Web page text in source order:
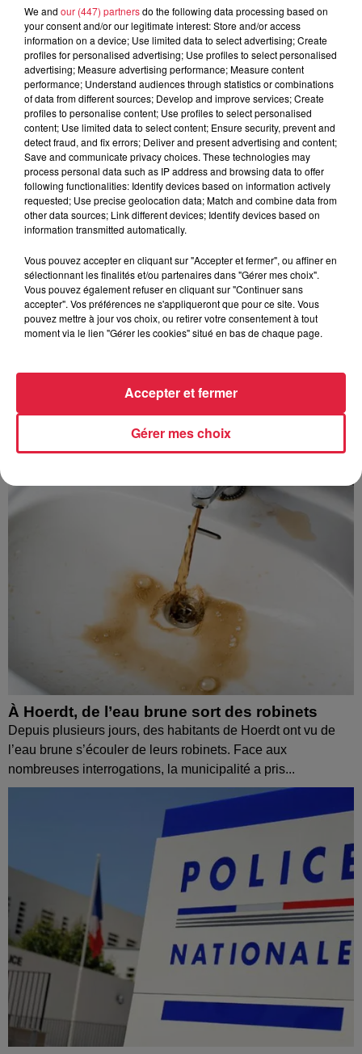
6 août 2026
À Hoerdt, de l’eau brune sort des
robinets
6 août 2026
Tags antisémites à Strasbourg :
Catherine Trautmann réagit
Au zoo de Mulhouse : rencontre
avec les flamants rouges
À découvrir également
À Hoerdt, de l’eau brune sort des robinets
Depuis plusieurs jours, des habitants de Hoerdt ont vu de
l’eau brune s’écouler de leurs robinets. Face aux
nombreuses interrogations, la municipalité a pris...
We and our (447) partnersdo the following data processing based on
your consent and/or our legitimate interest: Store and/or access
information on a device; Use limited data to select advertising; Create
profiles for personalised advertising; Use profiles to select personalised
advertising; Measure advertising performance; Measure content
performance; Understand audiences through statistics or combinations
of data from different sources; Develop and improve services; Create
profiles to personalise content; Use profiles to select personalised
content; Use limited data to select content; Ensure security, prevent and
detect fraud, and fix errors; Deliver and present advertising and content;
Save and communicate privacy choices. These technologies may
process personal data such as IP address and browsing data to offer
following functionalities: Identify devices based on information actively
requested; Use precise geolocation data; Match and combine data from
other data sources; Link different devices; Identify devices based on
information transmitted automatically.
Vous pouvez accepter en cliquant sur "Accepter et fermer", ou affiner en
sélectionnant les finalités et/ou partenaires dans "Gérer mes choix".
Vous pouvez également refuser en cliquant sur "Continuer sans
accepter". Vos préférences ne s'appliqueront que pour ce site. Vous
pouvez mettre à jour vos choix, ou retirer votre consentement à tout
moment via le lien "Gérer les cookies" situé en bas de chaque page.
Gérer mes choix
Accepter et fermer